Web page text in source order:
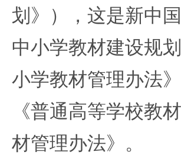
划》），这是新中
中小学教材建设规
小学教材管理办法
《普通高等学校教
材管理办法》。